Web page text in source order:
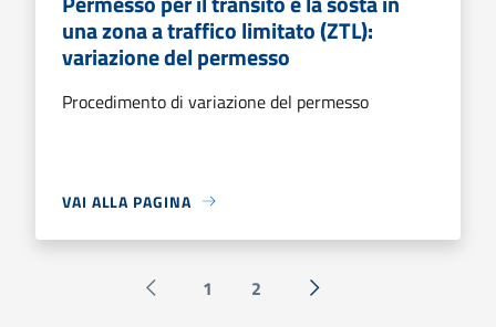
una zona a traffico limitato (ZTL):
variazione del permesso
Procedimento di variazione del permesso
VAI ALLA PAGINA
Pagina precedente
1 2 Successiva »